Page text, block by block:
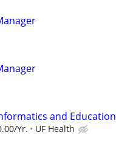
and Education
Yr. UF Health